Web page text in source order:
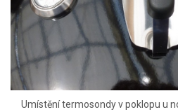
Umístění termosondy v poklopu u